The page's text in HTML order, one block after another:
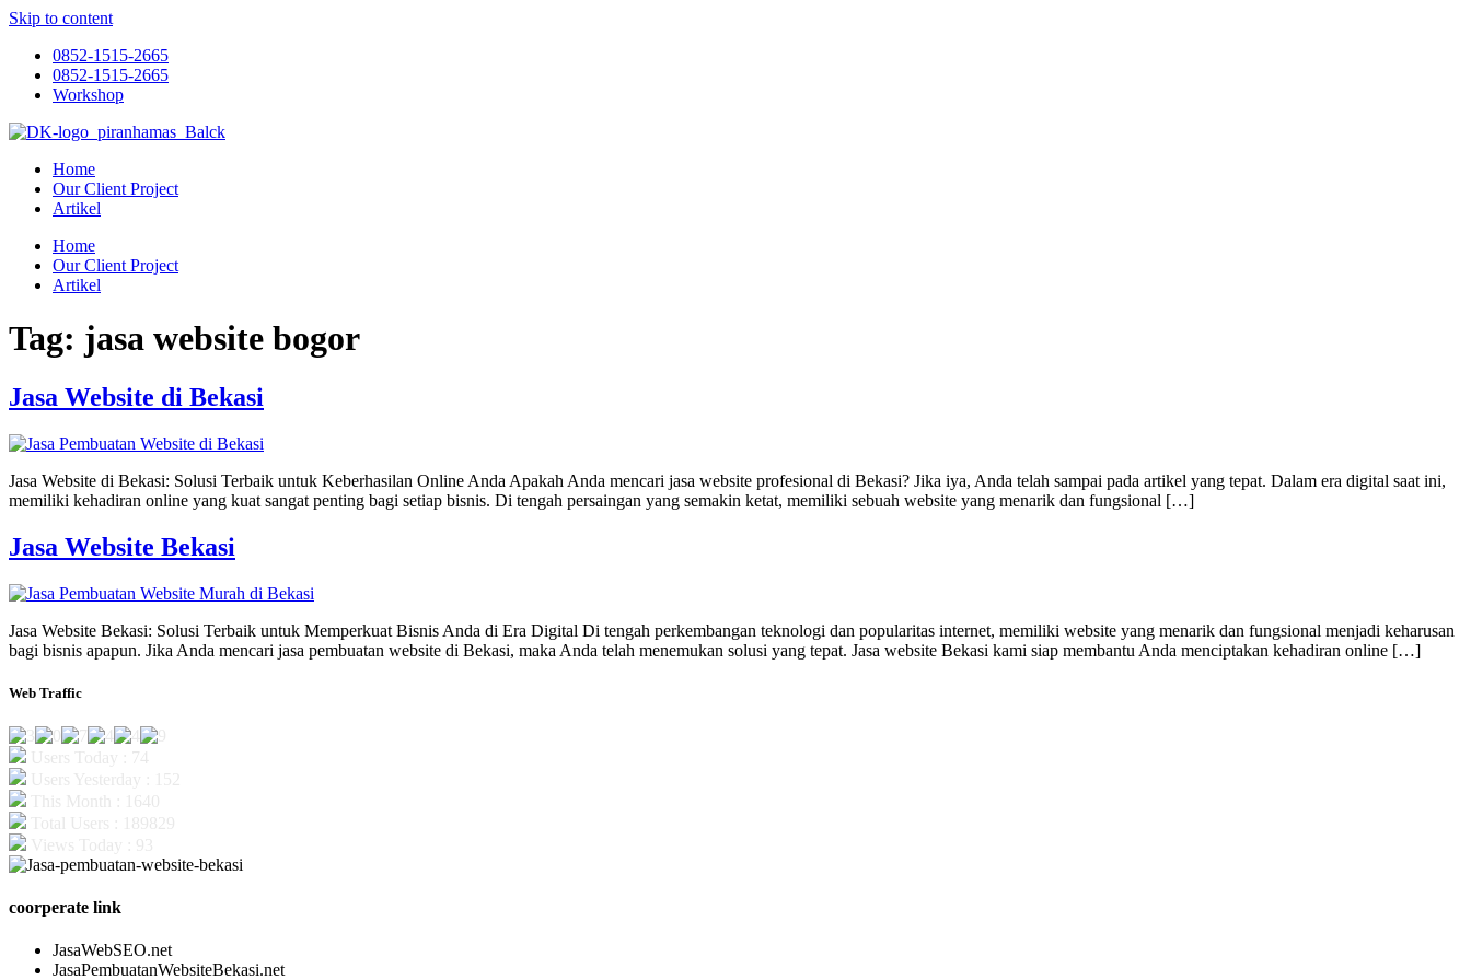
Skip to content
0852-1515-2665
0852-1515-2665
Workshop
Home
Our Client Project
Artikel
Home
Our Client Project
Artikel
Tag: jasa website bogor
Jasa Website di Bekasi
Jasa Website di Bekasi: Solusi Terbaik untuk Keberhasilan Online Anda Apakah Anda mencari jasa website profesional di Bekasi? Jika iya, Anda telah sampai pada artikel yang tepat. Dalam era digital saat ini,
memiliki kehadiran online yang kuat sangat penting bagi setiap bisnis. Di tengah persaingan yang semakin ketat, memiliki sebuah website yang menarik dan fungsional […]
Jasa Website Bekasi
Jasa Website Bekasi: Solusi Terbaik untuk Memperkuat Bisnis Anda di Era Digital Di tengah perkembangan teknologi dan popularitas internet, memiliki website yang menarik dan fungsional menjadi keharusan
bagi bisnis apapun. Jika Anda mencari jasa pembuatan website di Bekasi, maka Anda telah menemukan solusi yang tepat. Jasa website Bekasi kami siap membantu Anda menciptakan kehadiran online […]
Web Traffic
coorperate link
JasaWebSEO.net
JasaPembuatanWebsiteBekasi.net